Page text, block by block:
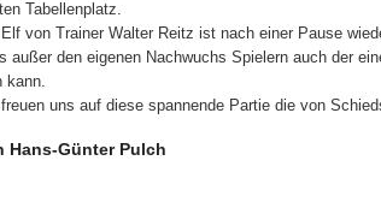
Tabellenplatz.
Elf von Trainer Walter Reitz ist nach einer Pause
außer den eigenen Nachwuchs Spielern auch der
kann.
uns auf diese spannende Partie die von
Hans-Günter Pulch